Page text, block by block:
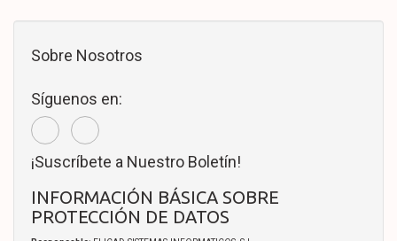
Sobre Nosotros
Síguenos en:
¡Suscríbete a Nuestro Boletín!
INFORMACIÓN BÁSICA SOBRE
PROTECCIÓN DE DATOS